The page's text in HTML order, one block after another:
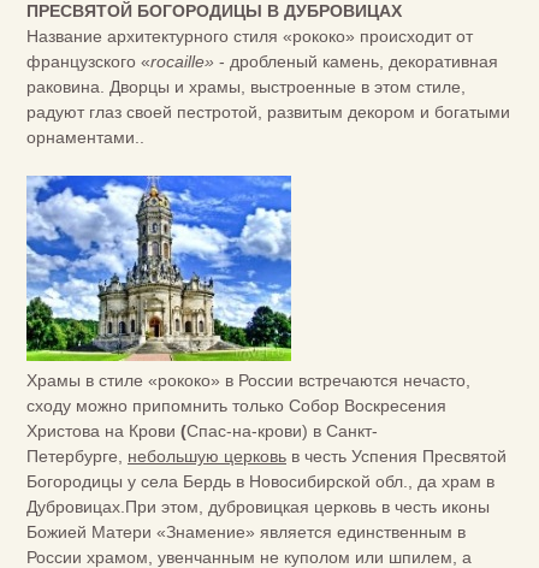
ПРЕСВЯТОЙ БОГОРОДИЦЫ В ДУБРОВИЦАХ
Название архитектурного стиля «рококо» происходит от
французского «rocaille» - дробленый камень, декоративная
раковина. Дворцы и храмы, выстроенные в этом стиле,
радуют глаз своей пестротой, развитым декором и богатыми
орнаментами..
Храмы в стиле «рококо» в России встречаются нечасто,
сходу можно припомнить только Собор Воскресения
Христова на Крови (Спас-на-крови) в Санкт-
Петербурге, небольшую церковь в честь Успения Пресвятой
Богородицы у села Бердь в Новосибирской обл., да храм в
Дубровицах.При этом, дубровицкая церковь в честь иконы
Божией Матери «Знамение» является единственным в
России храмом, увенчанным не куполом или шпилем, а